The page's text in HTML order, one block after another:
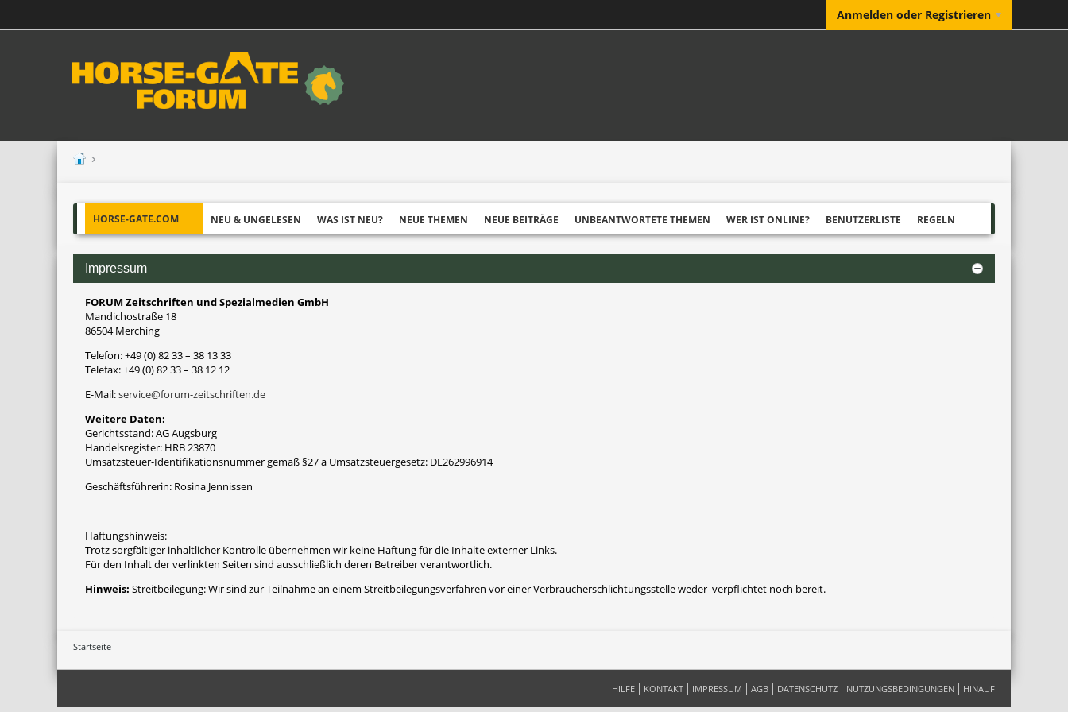
Anmelden oder Registrieren
HORSE-GATE.COM NEU & UNGELESEN WAS IST NEU? NEUE THEMEN NEUE BEITRÄGE UNBEANTWORTETE THEMEN WER IST ONLINE? BENUTZERLISTE REGELN
Impressum
FORUM Zeitschriften und Spezialmedien GmbH
Mandichostraße 18
86504 Merching
Telefon: +49 (0) 82 33 – 38 13 33
Telefax: +49 (0) 82 33 – 38 12 12
E-Mail:service@forum-zeitschriften.de
Weitere Daten:
Gerichtsstand: AG Augsburg
Handelsregister: HRB 23870
Umsatzsteuer-Identifikationsnummer gemäß §27 a Umsatzsteuergesetz: DE262996914
Geschäftsführerin: Rosina Jennissen
Haftungshinweis:
Trotz sorgfältiger inhaltlicher Kontrolle übernehmen wir keine Haftung für die Inhalte externer Links.
Für den Inhalt der verlinkten Seiten sind ausschließlich deren Betreiber verantwortlich.
Hinweis: Streitbeilegung: Wir sind zur Teilnahme an einem Streitbeilegungsverfahren vor einer Verbraucherschlichtungsstelle weder verpflichtet noch bereit.
Startseite
HILFE KONTAKT IMPRESSUM AGB DATENSCHUTZ NUTZUNGSBEDINGUNGEN HINAUF